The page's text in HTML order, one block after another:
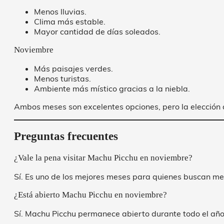
Menos lluvias.
Clima más estable.
Mayor cantidad de días soleados.
Noviembre
Más paisajes verdes.
Menos turistas.
Ambiente más místico gracias a la niebla.
Ambos meses son excelentes opciones, pero la
Preguntas frecuentes
¿Vale la pena visitar Machu Picchu en noviembre?
Sí. Es uno de los mejores meses para quienes buscan
¿Está abierto Machu Picchu en noviembre?
Sí. Machu Picchu permanece abierto durante todo el